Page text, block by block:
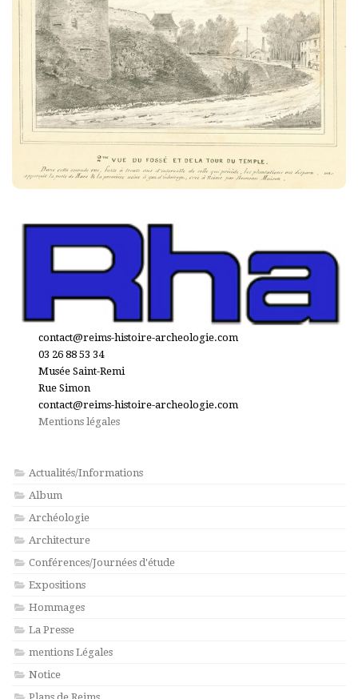
contact@reims-histoire-archeologie.com
03 26 88 53 34
Musée Saint-Remi
Rue Simon
contact@reims-histoire-archeologie.com
Mentions légales
Actualités/Informations
Album
Archéologie
Architecture
Conférences/Journées d'étude
Expositions
Hommages
La Presse
mentions Légales
Notice